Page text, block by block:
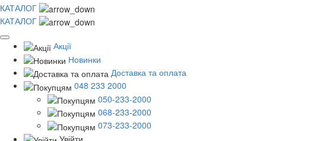
КАТАЛОГ
КАТАЛОГ
Акції
Новинки
Доставка та оплата
048 233 2000
050-233-2000
068-233-2000
073-233-2000
Увійти